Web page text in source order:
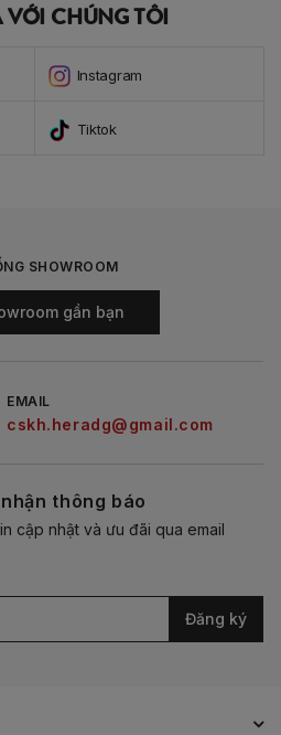
CHÚNG TÔI
Instagram
Tiktok
SHOWROOM
gần bạn
EMAIL
cskh.heradg@gmail.com
thông báo
cập nhật và ưu đãi qua email
Đăng ký